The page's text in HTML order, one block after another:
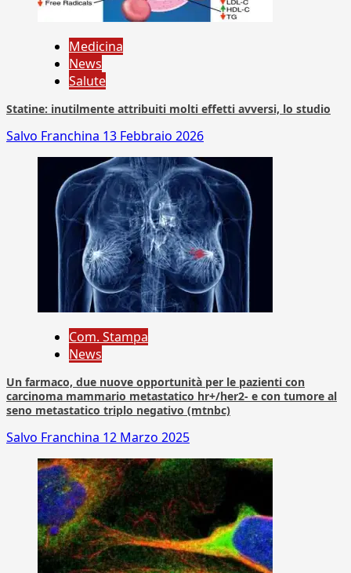
Medicina
News
Salute
Statine: inutilmente attribuiti molti effetti avversi, lo studio
Salvo Franchina 13 Febbraio 2026
Com. Stampa
News
Un farmaco, due nuove opportunità per le pazienti con
carcinoma mammario metastatico hr+/her2- e con tumore al
seno metastatico triplo negativo (mtnbc)
Salvo Franchina 12 Marzo 2025